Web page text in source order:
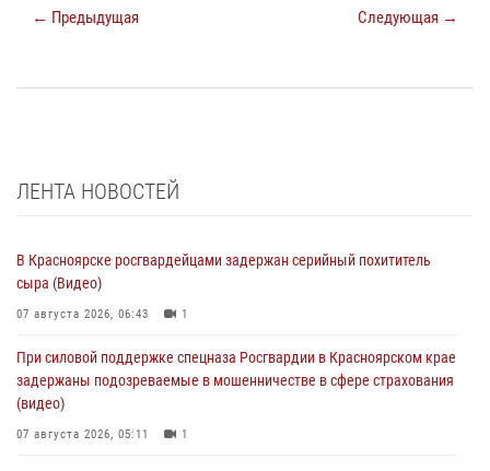
← Предыдущая Следующая →
ЛЕНТА НОВОСТЕЙ
В Красноярске росгвардейцами задержан серийный похититель
сыра (Видео)
07 августа 2026, 06:43 1
При силовой поддержке спецназа Росгвардии в Красноярском крае
задержаны подозреваемые в мошенничестве в сфере страхования
(видео)
07 августа 2026, 05:11 1